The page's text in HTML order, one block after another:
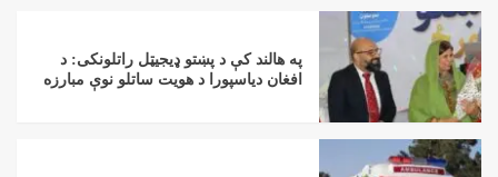
په هالند کې د پښتو ډیجیټل راتلونکی: د
افغان دیاسپورا د هویت ساتلو نوې مبارزه